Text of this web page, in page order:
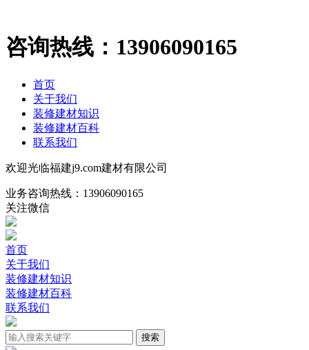
咨询热线： 13906090165
首页
关于我们
装修建材知识
装修建材百科
联系我们
欢迎光临福建j9.com建材有限公司
业务咨询热线： 13906090165
关注微信
首页
关于我们
装修建材知识
装修建材百科
联系我们